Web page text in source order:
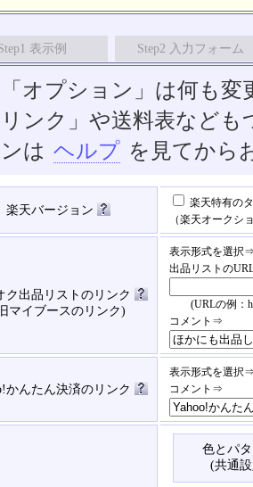
表示例 Step2 入力フォーム
オプション」は何も
ンク」や送料表など
は ヘルプ を見てから
楽天バージョン
楽天特有の
（楽天オークシ
ク出品リストのリンク
マイブースのリンク)
表示形式を選択
出品リストの
(URLの例：
コメント⇒
かんたん決済のリンク
表示形式を選択
コメント⇒
色とパ
(共通